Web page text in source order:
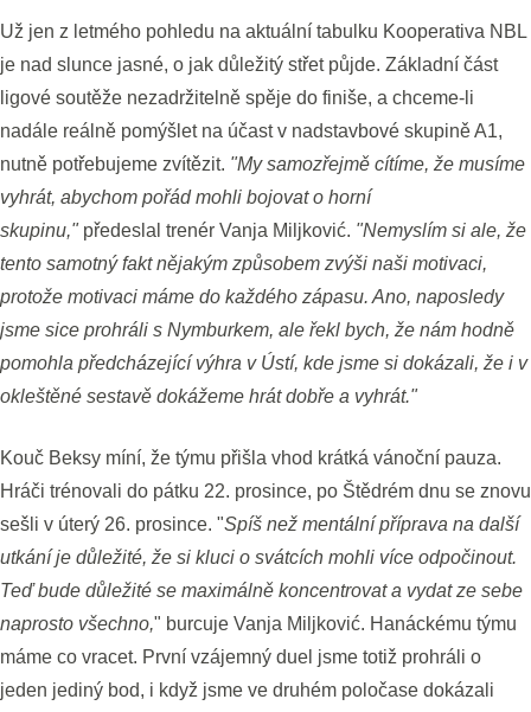
Už jen z letmého pohledu na aktuální tabulku Kooperativa NBL
je nad slunce jasné, o jak důležitý střet půjde. Základní část
ligové soutěže nezadržitelně spěje do finiše, a chceme-li
nadále reálně pomýšlet na účast v nadstavbové skupině A1,
nutně potřebujeme zvítězit. "My samozřejmě cítíme, že musíme
vyhrát, abychom pořád mohli bojovat o horní
skupinu," předeslal trenér Vanja Miljković. "Nemyslím si ale, že
tento samotný fakt nějakým způsobem zvýši naši motivaci,
protože motivaci máme do každého zápasu. Ano, naposledy
jsme sice prohráli s Nymburkem, ale řekl bych, že nám hodně
pomohla předcházející výhra v Ústí, kde jsme si dokázali, že i v
okleštěné sestavě dokážeme hrát dobře a vyhrát."
Kouč Beksy míní, že týmu přišla vhod krátká vánoční pauza.
Hráči trénovali do pátku 22. prosince, po Štědrém dnu se znovu
sešli v úterý 26. prosince. "Spíš než mentální příprava na další
utkání je důležité, že si kluci o svátcích mohli více odpočinout.
Teď bude důležité se maximálně koncentrovat a vydat ze sebe
naprosto všechno," burcuje Vanja Miljković. Hanáckému týmu
máme co vracet. První vzájemný duel jsme totiž prohráli o
jeden jediný bod, i když jsme ve druhém poločase dokázali